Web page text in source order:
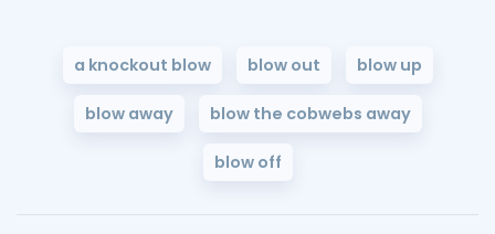
a knockout blow blow out blow up
blow away blow the cobwebs away
blow off